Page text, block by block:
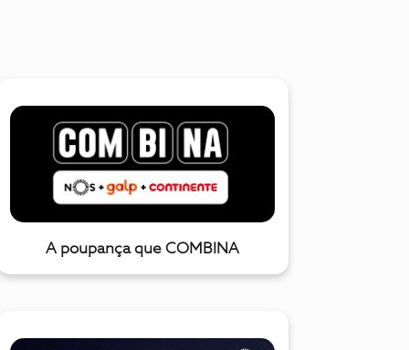
A poupança que COMBINA